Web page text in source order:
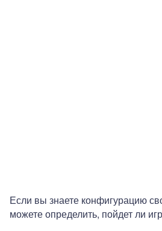
Если вы знаете конфигурацию
можете определить, пойдет ли